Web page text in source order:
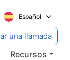
Español
Recursos
una llamada